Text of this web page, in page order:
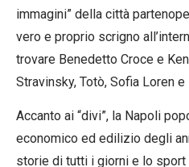
immagini” della città
vero e proprio scrigno
trovare Benedetto Croce e
Stravinsky, Totò, Sofia Loren e
Accanto ai “divi”, la Napoli
economico ed edilizio degli
storie di tutti i giorni e lo